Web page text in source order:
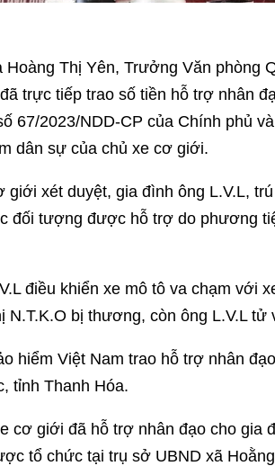
Thị Yên, Trưởng Văn phòng
trực tiếp trao số tiền hỗ trợ nhân
67/2023/NDD-CP của Chính phủ
dân sự của chủ xe cơ giới.
xét duyệt, gia đình ông L.V.L,
đối tượng được hỗ trợ do phương
điều khiển xe mô tô va chạm với
N.T.K.O bị thương, còn ông L.V.L tử
hiểm Việt Nam trao hỗ trợ nhân
tỉnh Thanh Hóa.
cơ giới đã hỗ trợ nhân đạo cho gia
tổ chức tại trụ sở UBND xã